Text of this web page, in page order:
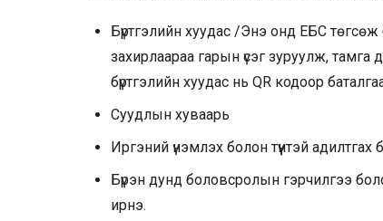
Бүртгэлийн хуудас /Энэ онд ЕБС төгсөж
захирлаараа гарын үсэг зуруулж,
бүртгэлийн хуудас нь QR кодоор
Суудлын хуваарь
Иргэний үнэмлэх болон түүнтэй адилтгах
Бүрэн дунд боловсролын гэрчилгээ
ирнэ.